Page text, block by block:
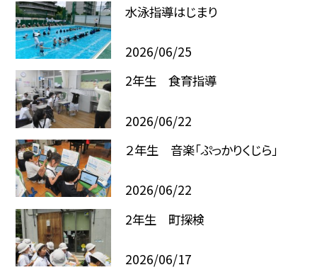
水泳指導はじまり
2026/06/25
2年生 食育指導
2026/06/22
２年生 音楽「ぷっかりくじら」
2026/06/22
2年生 町探検
2026/06/17